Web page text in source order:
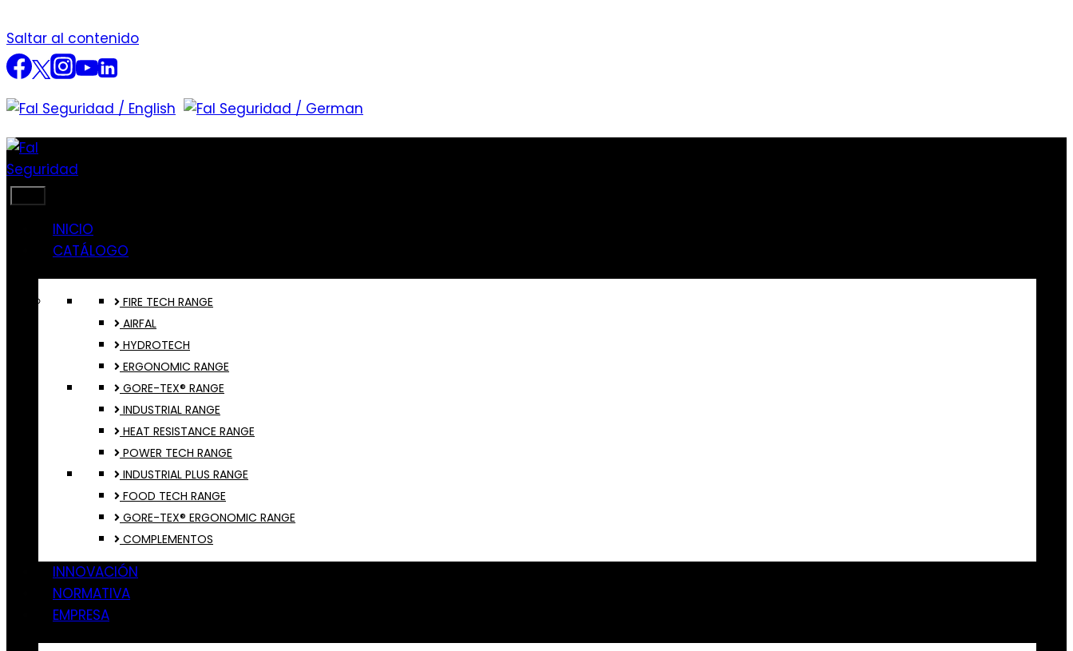
Saltar al contenido
INICIO
CATÁLOGO
FIRE TECH RANGE
AIRFAL
HYDROTECH
ERGONOMIC RANGE
GORE-TEX® RANGE
INDUSTRIAL RANGE
HEAT RESISTANCE RANGE
POWER TECH RANGE
INDUSTRIAL PLUS RANGE
FOOD TECH RANGE
GORE-TEX® ERGONOMIC RANGE
COMPLEMENTOS
INNOVACIÓN
NORMATIVA
EMPRESA